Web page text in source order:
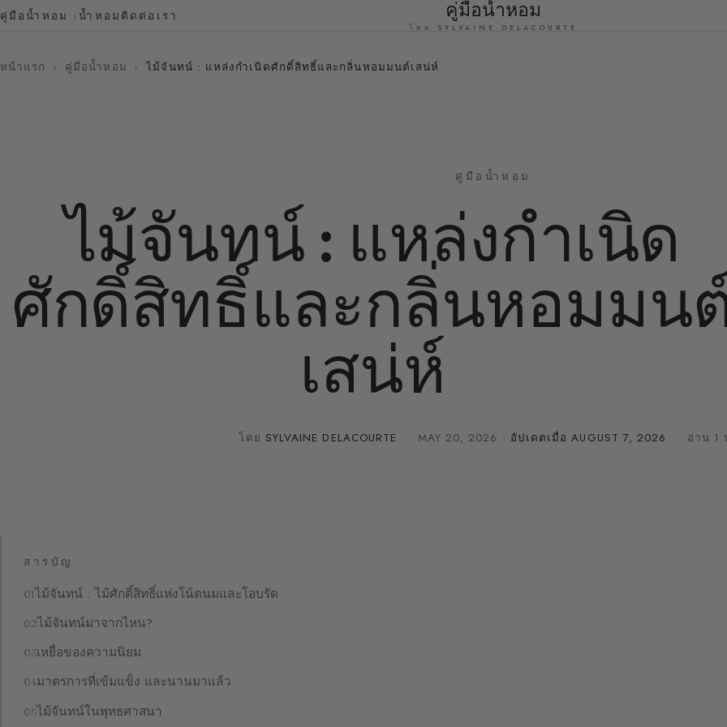
คู่มือน้ำหอม น้ำหอม ติดต่อเรา คู่มือน้ำหอม
โดย SYLVAINE DELACOURTE
หน้าแรก › คู่มือน้ำหอม › ไม้จันทน์ : แหล่งกำเนิดศักดิ์สิทธิ์และกลิ่นหอมมนต์เสน่ห์
คู่มือน้ำหอม
ไม้จันทน์ : แหล่งกำเนิด
ศักดิ์สิทธิ์และกลิ่นหอมมน
เสน่ห์
โดย SYLVAINE DELACOURTE · MAY 20, 2026 · อัปเดตเมื่อAUGUST 7, 2026 · อ่าน 1
สารบัญ
ไม้จันทน์ : ไม้ศักดิ์สิทธิ์แห่งโน้ตนมและโอบรัด
ไม้จันทน์มาจากไหน?
เหยื่อของความนิยม
มาตรการที่เข้มแข็ง และนานมาแล้ว
ไม้จันทน์ในพุทธศาสนา